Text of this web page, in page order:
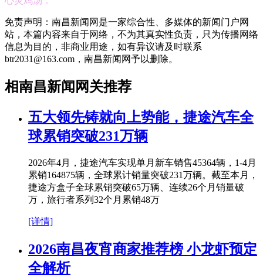
免责声明：南昌新闻网是一家综合性、多媒体的新闻门户网
站，本篇内容来自于网络，不为其真实性负责，只为传播网络
信息为目的，非商业用途，如有异议请及时联系
btr2031@163.com，南昌新闻网予以删除。
相南昌新闻网关推荐
五大领先铸就向上势能，捷途汽车全
球累销突破231万辆
2026年4月，捷途汽车实现单月新车销售45364辆，1-4月
累销164875辆，全球累计销量突破231万辆。截至本月，
捷途方盒子全球累销突破65万辆、连续26个月销量破
万，旅行者系列32个月累销48万
[详情]
2026南昌夜宵商家推荐榜 小龙虾预定
全解析